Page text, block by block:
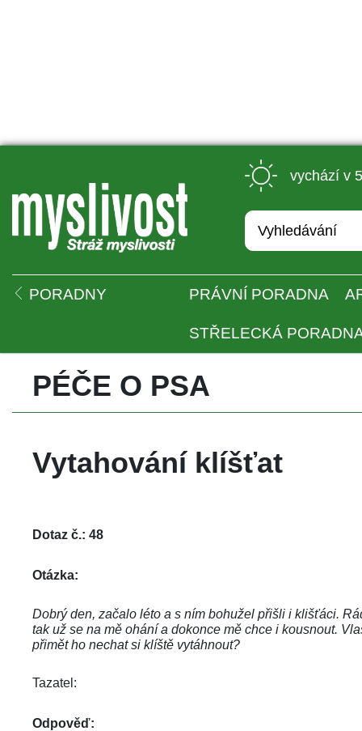
vychází v
PORADNY PRÁVNÍ PORADNA
STŘELECKÁ
PÉČE O PSA
Vytahování klíšťat
Dotaz č.: 48
Otázka:
Dobrý den, začalo léto a s ním bohužel přišli i klišťáci.
tak už se na mě ohání a dokonce mě chce i kousnout.
přimět ho nechat si klíště vytáhnout?
Tazatel:
Odpověď: